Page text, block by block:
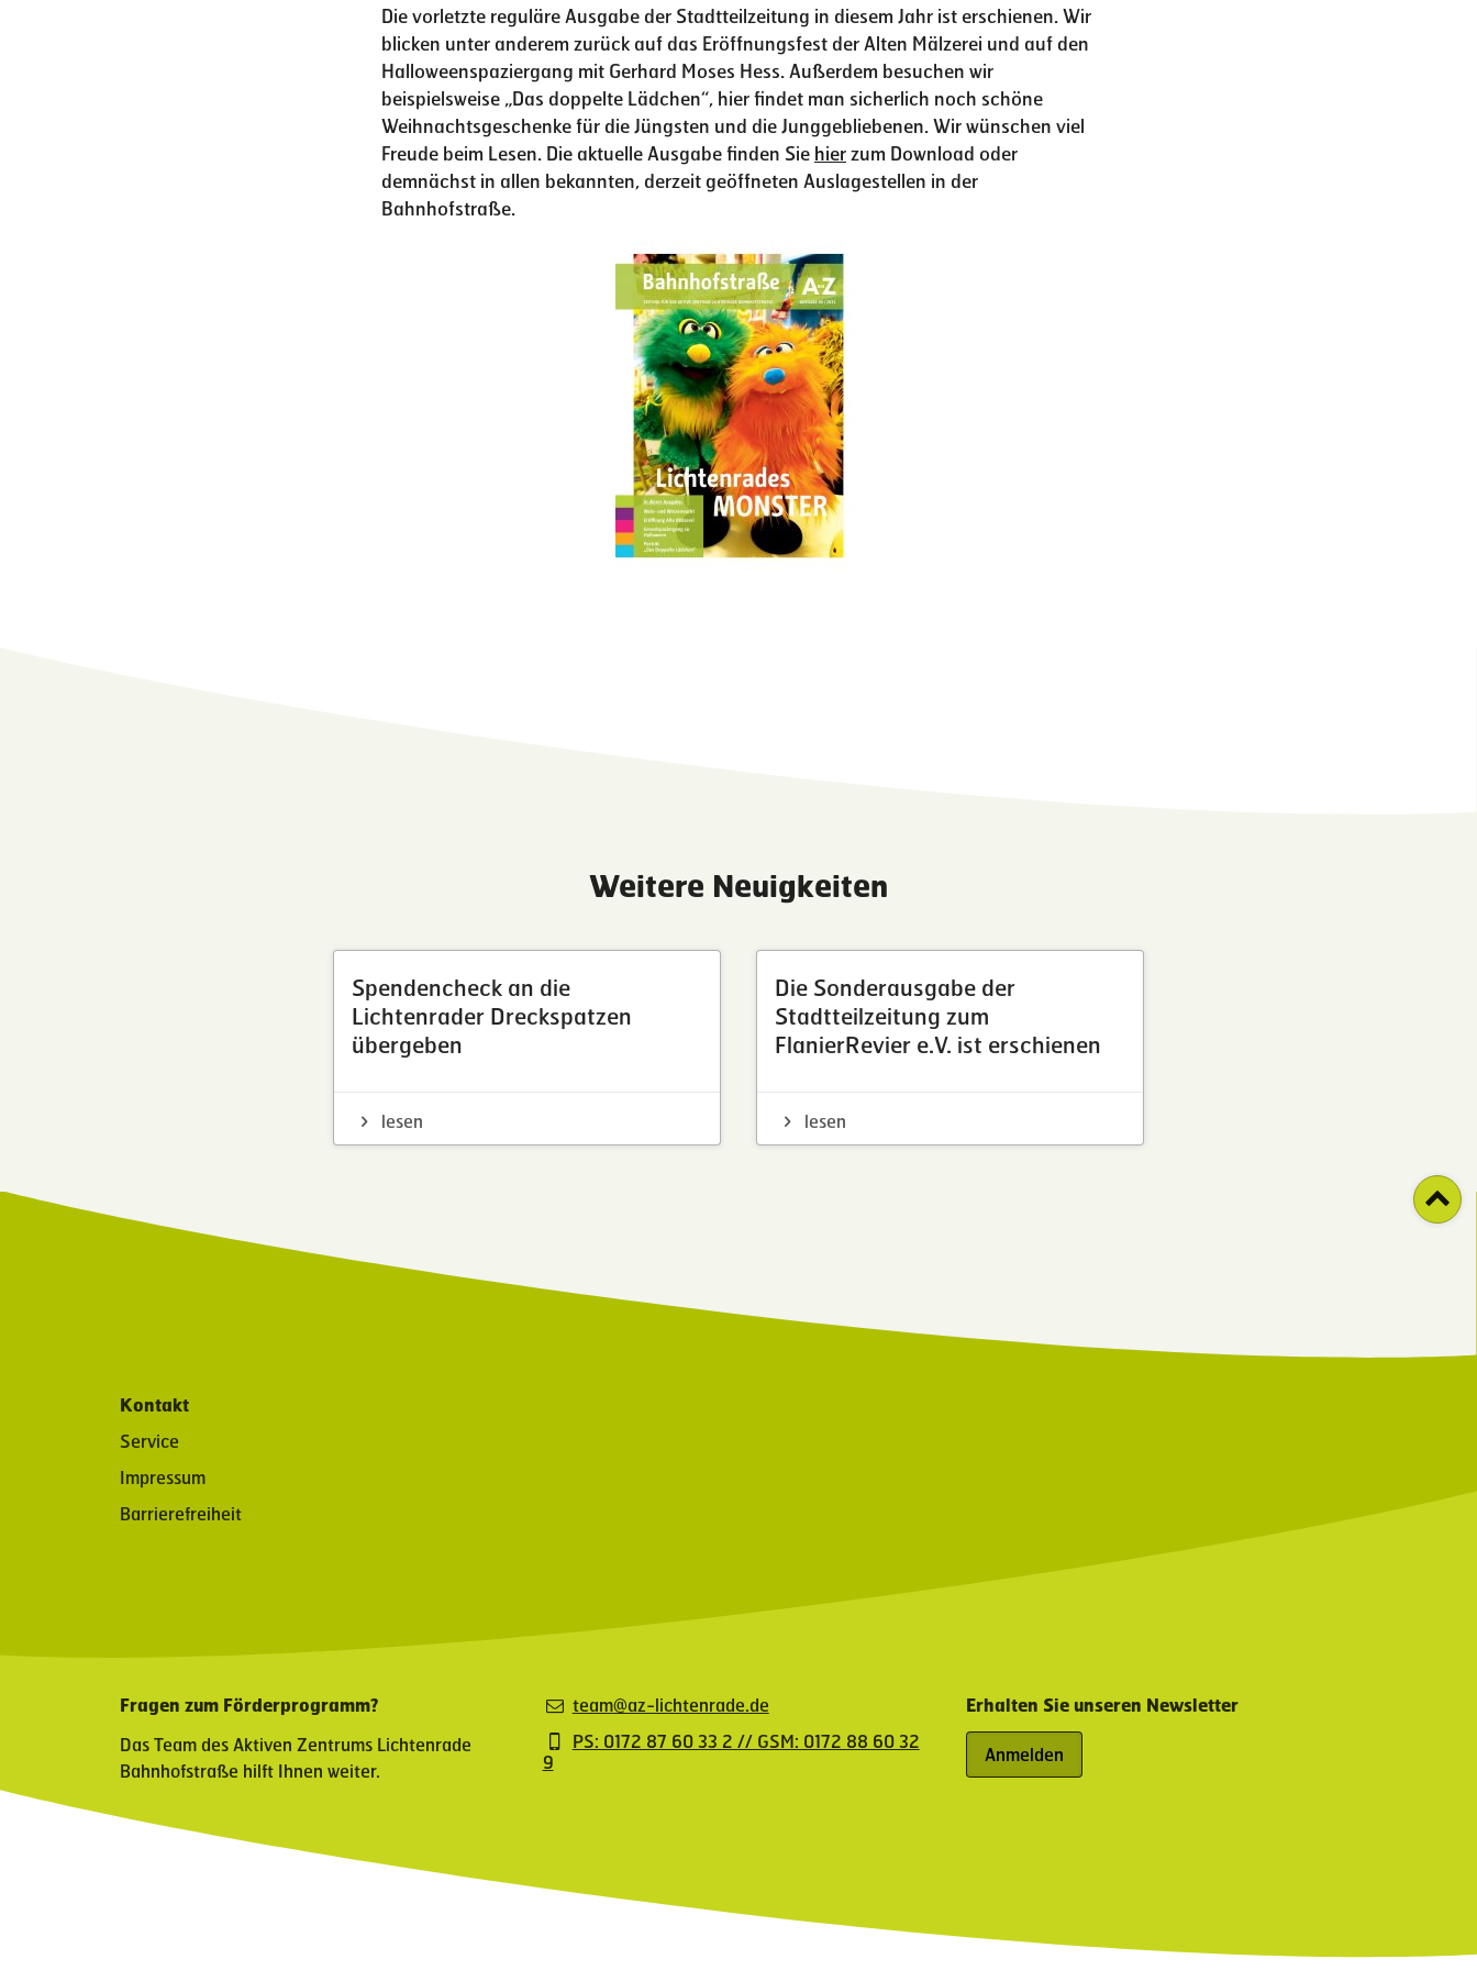
Die vorletzte reguläre Ausgabe der Stadtteilzeitung in diesem Jahr ist erschienen. Wir
blicken unter anderem zurück auf das Eröffnungsfest der Alten Mälzerei und auf den
Halloweenspaziergang mit Gerhard Moses Hess. Außerdem besuchen wir
beispielsweise „Das doppelte Lädchen“, hier findet man sicherlich noch schöne
Weihnachtsgeschenke für die Jüngsten und die Junggebliebenen. Wir wünschen viel
Freude beim Lesen. Die aktuelle Ausgabe finden Sie hierzum Download oder
demnächst in allen bekannten, derzeit geöffneten Auslagestellen in der
Bahnhofstraße.
Weitere Neuigkeiten
Spendencheck an die
Lichtenrader Dreckspatzen
übergeben
lesen
Die Sonderausgabe der
Stadtteilzeitung zum
FlanierRevier e.V. ist erschienen
lesen
Kontakt
Service
Impressum
Barrierefreiheit
Fragen zum Förderprogramm?
Das Team des Aktiven Zentrums Lichtenrade
Bahnhofstraße hilft Ihnen weiter.
team@az-lichtenrade.de
PS: 0172 87 60 33 2 // GSM: 0172 88 60 32
9
Erhalten Sie unseren Newsletter